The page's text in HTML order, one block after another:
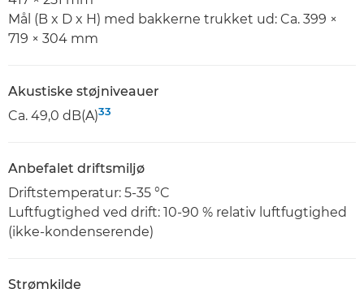
Mål (B x D x H) med bakkerne trukket ud: Ca. 399 ×
719 × 304 mm
Akustiske støjniveauer
Ca. 49,0 dB(A)33
Anbefalet driftsmiljø
Driftstemperatur: 5-35 °C
Luftfugtighed ved drift: 10-90 % relativ luftfugtighed
(ikke-kondenserende)
Strømkilde